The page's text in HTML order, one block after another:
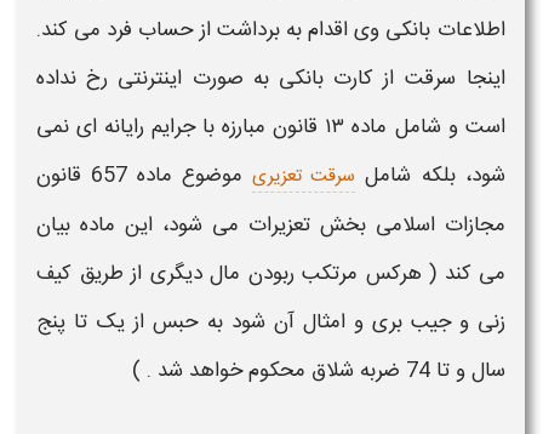
اطلاعات بانکی وی اقدام به برداشت ازحساب فرد می کند.
اینجا سرقت از کارت بانکی به صورت اینترنتی رخ نداده
است و شامل ماده ۱۳ قانون مبارزه با جرایم رایانه‌ ای نمی
شود، بلکه شامل سرقت تعزیری موضوع ماده 657 قانون
مجازات اسلامی بخش تعزیرات می شود، این ماده بیان
می کند ( هرکس مرتکب ربودن مال دیگری از طریق کیف
زنی و جیب بری و امثال آن شود به حبس از یک تا پنج
سال و تا 74 ضربه شلاق محکوم خواهد شد . )